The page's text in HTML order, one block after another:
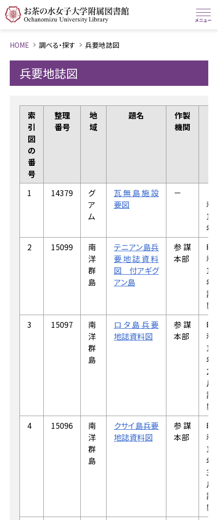
HOME 調べる・探す 兵要地誌図
兵要地誌図
索
引
図
の
番
号
整理
番号
地
域
題名
作製
機関
1 14379
グ
ア
ム
瓦無島施設
要図
－
和
16
年）
2
15099
南
洋
群
島
テニアン島兵
要地誌資料
図 付アギグ
アン島
参謀
本部
昭
和
19
年
調
製
3
15097
南
洋
群
島
ロタ島兵要
地誌資料図
参謀
本部
昭
和
19
年
2
月
調
製
4
15096
南
洋
群
島
クサイ島兵要
地誌資料図
参謀
本部
昭
和
19
年
3
月
調
製